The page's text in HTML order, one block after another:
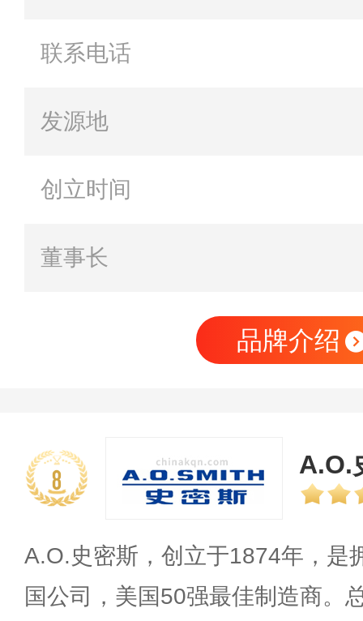
联系电话
发源地
创立时间
董事长
品牌介绍
8 A.O.
A.O.史密斯，创立于1874年，是
国公司，美国50强最佳制造商。